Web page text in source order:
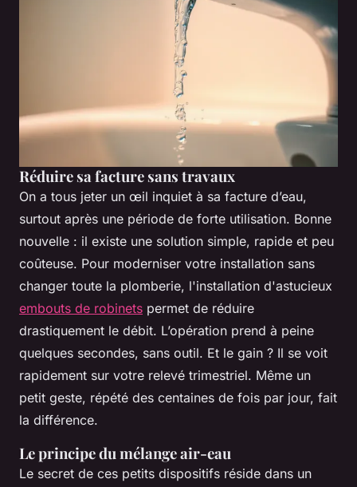
Réduire sa facture sans travaux
On a tous jeter un œil inquiet à sa facture d’eau,
surtout après une période de forte utilisation. Bonne
nouvelle : il existe une solution simple, rapide et peu
coûteuse. Pour moderniser votre installation sans
changer toute la plomberie, l'installation d'astucieux
embouts de robinets permet de réduire
drastiquement le débit. L’opération prend à peine
quelques secondes, sans outil. Et le gain ? Il se voit
rapidement sur votre relevé trimestriel. Même un
petit geste, répété des centaines de fois par jour, fait
la différence.
Le principe du mélange air-eau
Le secret de ces petits dispositifs réside dans un